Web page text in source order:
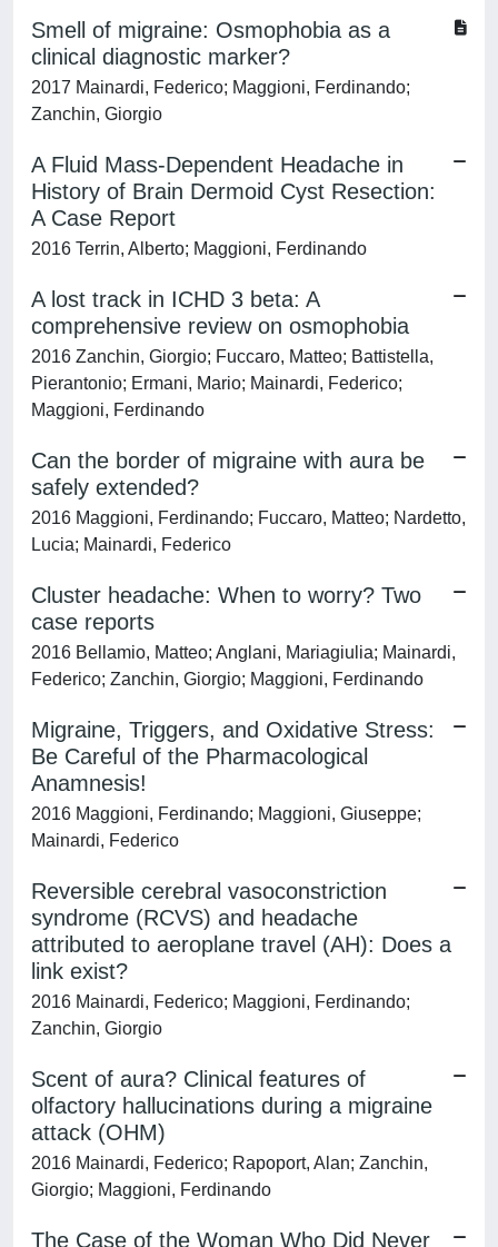
Smell of migraine: Osmophobia as a
clinical diagnostic marker?
2017 Mainardi, Federico; Maggioni, Ferdinando;
Zanchin, Giorgio
A Fluid Mass-Dependent Headache in
History of Brain Dermoid Cyst Resection:
A Case Report
2016 Terrin, Alberto; Maggioni, Ferdinando
A lost track in ICHD 3 beta: A
comprehensive review on osmophobia
2016 Zanchin, Giorgio; Fuccaro, Matteo; Battistella,
Pierantonio; Ermani, Mario; Mainardi, Federico;
Maggioni, Ferdinando
Can the border of migraine with aura be
safely extended?
2016 Maggioni, Ferdinando; Fuccaro, Matteo; Nardetto,
Lucia; Mainardi, Federico
Cluster headache: When to worry? Two
case reports
2016 Bellamio, Matteo; Anglani, Mariagiulia; Mainardi,
Federico; Zanchin, Giorgio; Maggioni, Ferdinando
Migraine, Triggers, and Oxidative Stress:
Be Careful of the Pharmacological
Anamnesis!
2016 Maggioni, Ferdinando; Maggioni, Giuseppe;
Mainardi, Federico
Reversible cerebral vasoconstriction
syndrome (RCVS) and headache
attributed to aeroplane travel (AH): Does a
link exist?
2016 Mainardi, Federico; Maggioni, Ferdinando;
Zanchin, Giorgio
Scent of aura? Clinical features of
olfactory hallucinations during a migraine
attack (OHM)
2016 Mainardi, Federico; Rapoport, Alan; Zanchin,
Giorgio; Maggioni, Ferdinando
The Case of the Woman Who Did Never